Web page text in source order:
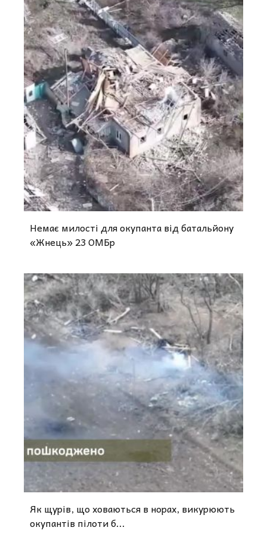
Немає милості для окупанта від батальйону
«Жнець» 23 ОМБр
Як щурів, що ховаються в норах, викурюють
окупантів пілоти б...